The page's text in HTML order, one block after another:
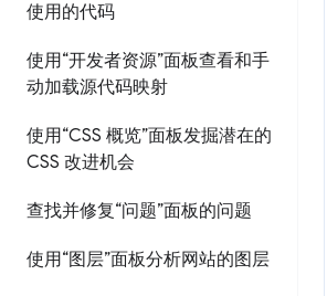
使用的代码
使用“开发者资源”面板查看和手
动加载源代码映射
使用“CSS 概览”面板发掘潜在的
CSS 改进机会
查找并修复“问题”面板的问题
使用“图层”面板分析网站的图层